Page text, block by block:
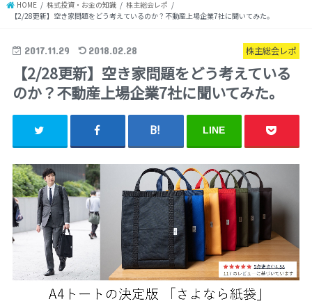
HOME 株式投資・お金の知識
株主総会レポ
【2/28更新】空き家問題をどう考えているのか？不動産上場企業7社に聞いてみた。
株主総会レポ
2017.11.29 2018.02.28
【2/28更新】空き家問題をどう考えている
のか？不動産上場企業7社に聞いてみた。
LINE